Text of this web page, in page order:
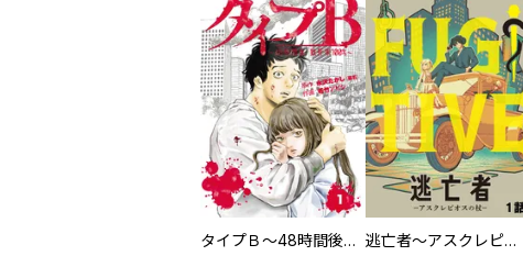
タイプＢ～48時間後、致死率100％～【単話】 逃亡者～アスクレピオスの杖～